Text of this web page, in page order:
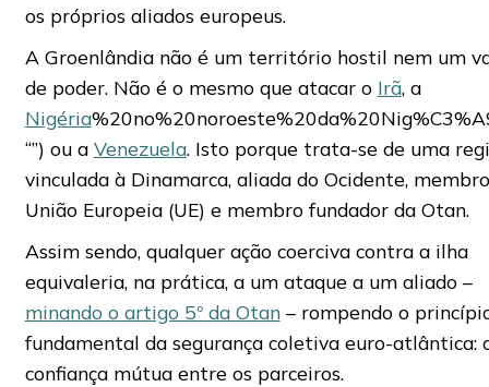
os próprios aliados europeus.
A Groenlândia não é um território hostil nem um
de poder. Não é o mesmo que atacar o Irã, a
Nigéria
“”) ou a Venezuela. Isto porque trata-se de uma
vinculada à Dinamarca, aliada do Ocidente,
União Europeia (UE) e membro fundador da Otan.
Assim sendo, qualquer ação coerciva contra a ilha
equivaleria, na prática, a um ataque a um aliado –
minando o artigo 5º da Otan– rompendo o
fundamental da segurança coletiva euro-atlântica:
confiança mútua entre os parceiros.